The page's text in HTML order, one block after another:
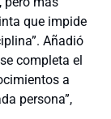
que impide
Añadió
completa el
a
persona”,